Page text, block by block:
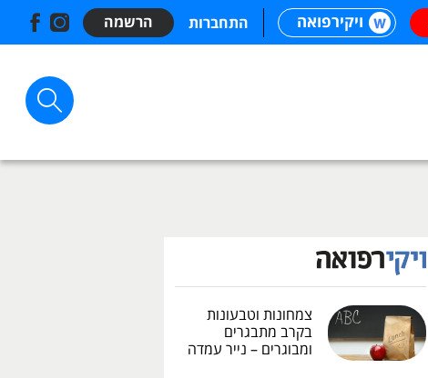
ויקירפואה התחברות הרשמה
צמחונות וטבעונות
בקרב מתבגרים
ומבוגרים – נייר עמדה